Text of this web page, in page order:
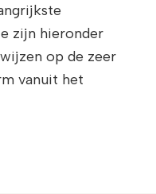
zijn hieronder
op de zeer
vanuit het